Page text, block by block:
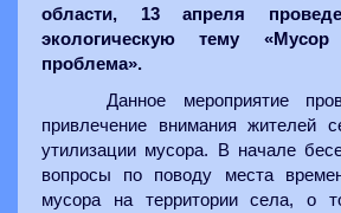
области, 13 апреля
экологическую тему
проблема».
Данное мероприятие
привлечение внимания жителей
утилизации мусора. В начале
вопросы по поводу места
мусора на территории села, о